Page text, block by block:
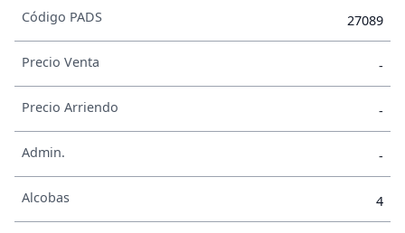
Código PADS 27089
Precio Venta -
Precio Arriendo -
Admin. -
Alcobas 4